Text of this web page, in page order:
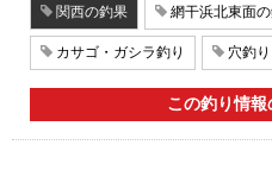
関西の釣果 網干浜北東面
カサゴ・ガシラ釣り 穴釣
この釣り情